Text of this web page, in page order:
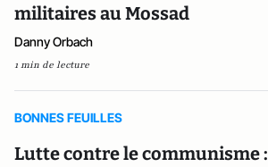
militaires au Mossad
Danny Orbach
1 min de lecture
BONNES FEUILLES
Lutte contre le communisme :